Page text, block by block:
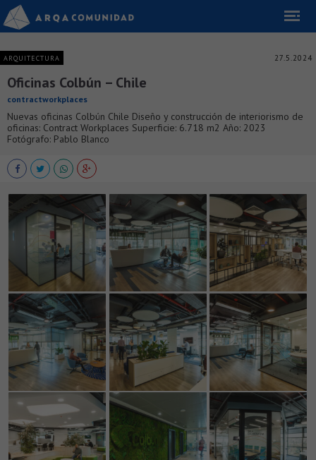
ARQUITECTURA 27.5.2024
Oficinas Colbún – Chile
contractworkplaces
Nuevas oficinas Colbún Chile Diseño y construcción de interiorismo de
oficinas: Contract Workplaces Superficie: 6.718 m2 Año: 2023
Fotógrafo: Pablo Blanco